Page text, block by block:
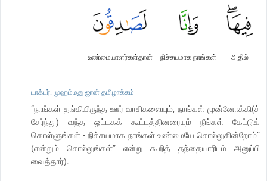
அதில்
நிச்சயமாக நாங்கள்
உண்மையாளர்கள்தான்
டாக்டர். முஹம்மது ஜான் தமிழாக்கம்
“நாங்கள் தங்கியிருந்த ஊர் வாசிகளையும், நாங்கள் முன்னோக்கி(ச்
சேர்ந்து) வந்த ஒட்டகக் கூட்டத்தினரையும் நீங்கள் கேட்டுக்
கொள்ளுங்கள் - நிச்சயமாக நாங்கள் உண்மையே சொல்லுகின்றோம்“
(என்றும் சொல்லுங்கள்” என்று கூறித் தந்தையாரிடம் அனுப்பி
வைத்தார்).